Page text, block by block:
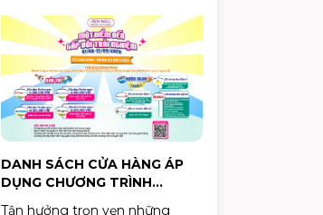
đáo, tham gia nhiều hoạt động
tương tác thú vị và nhận quà
tặng phiên bản giới hạn tại
AEON MALL Tân Phú Celadon.
DANH SÁCH CỬA HÀNG ÁP
DỤNG CHƯƠNG TRÌNH
Tận hưởng trọn vẹn những